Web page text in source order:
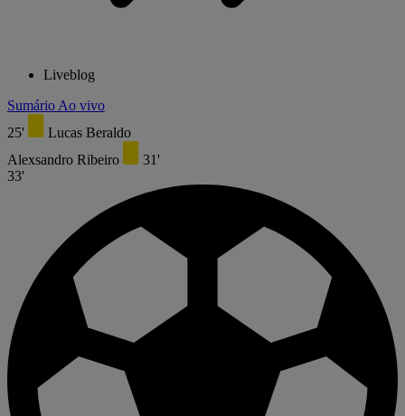
Liveblog
Sumário Ao vivo
25'
Lucas Beraldo
Alexsandro Ribeiro
31'
33'